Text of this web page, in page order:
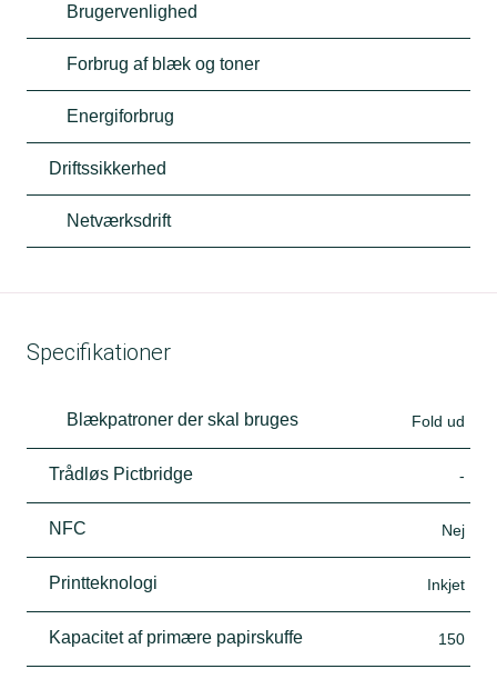
Brugervenlighed
Forbrug af blæk og toner
Energiforbrug
Driftssikkerhed
Netværksdrift
Specifikationer
Blækpatroner der skal bruges Fold ud
Trådløs Pictbridge -
NFC Nej
Printteknologi Inkjet
Kapacitet af primære papirskuffe 150